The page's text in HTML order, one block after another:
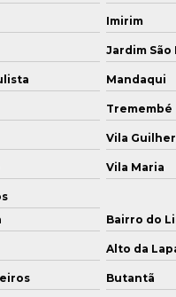
para setor alimentício
de suspensão
de suspensão especiais
a ar
componentes para suspensão
usinados
para suspensão
molas para suspensão esportiva
peças industriais plásticas
Imirim
Jardim São
Mandaqui
Tremembé
Vila
Vila Maria
Bairro do
Alto da
Butantã